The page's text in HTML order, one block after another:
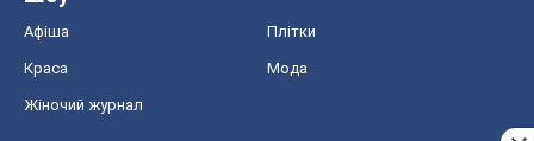
Афіша Плітки
Краса Мода
Жіночий журнал